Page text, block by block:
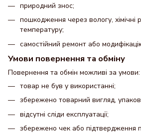
природний знос;
пошкодження через вологу, хімічні
температуру;
самостійний ремонт або
Умови повернення та обміну
Повернення та обмін можливі за умови:
товар не був у використанні;
збережено товарний вигляд,
відсутні сліди експлуатації;
збережено чек або підтвердження